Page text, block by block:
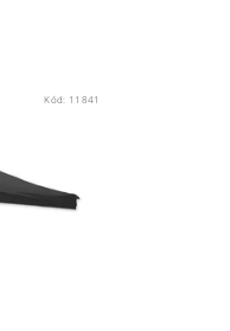
Kód: 11841